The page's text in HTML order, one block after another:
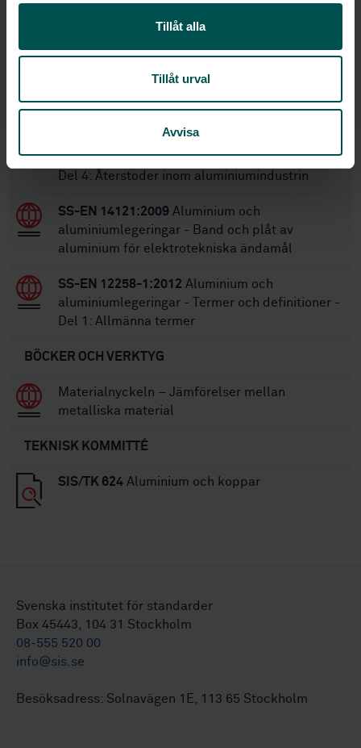
Tillåt alla
Tillåt urval
Avvisa
STANDARDER
SS-EN 12258-4:2005Aluminium och
aluminiumlegeringar - Termer och definitioner -
Del 4: Återstoder inom aluminiumindustrin
SS-EN 14121:2009 Aluminium och
aluminiumlegeringar - Band och plåt av
aluminium för elektrotekniska ändamål
SS-EN 12258-1:2012 Aluminium och
aluminiumlegeringar - Termer och definitioner -
Del 1: Allmänna termer
BÖCKER OCH VERKTYG
Materialnyckeln – Jämförelser mellan
metalliska material
TEKNISK KOMMITTÉ
SIS/TK 624 Aluminium och koppar
Svenska institutet för standarder
Box 45443, 104 31 Stockholm
08-555 520 00
info@sis.se
Besöksadress: Solnavägen 1E, 113 65 Stockholm